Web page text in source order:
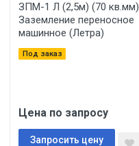
ЗПМ-1 Л (2,5м) (70 кв.мм)
Заземление переносное
машинное (Летра)
Под заказ
Цена по запросу
Запросить цену